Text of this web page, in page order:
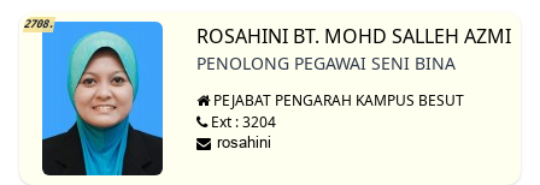
2708. ROSAHINI BT. MOHD SALLEH AZMI
PENOLONG PEGAWAI SENI BINA
PEJABAT PENGARAH KAMPUS BESUT
Ext : 3204